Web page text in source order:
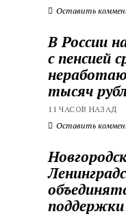
Оставить
В России
с пенсией
тысяч
11 ЧАСОВ НАЗАД
Оставить